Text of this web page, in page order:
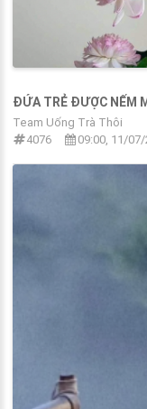
ĐỨA TRẺ ĐƯỢC NẾM
Team Uống Trà Thôi
4076
09:00, 11/